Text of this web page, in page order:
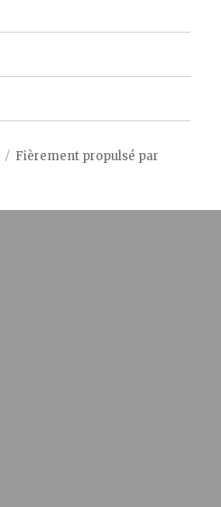
Fièrement propulsé par